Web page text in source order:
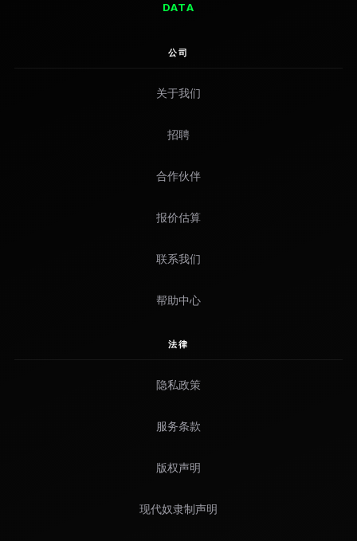
DATA
公司
关于我们
招聘
合作伙伴
报价估算
联系我们
帮助中心
法律
隐私政策
服务条款
版权声明
现代奴隶制声明